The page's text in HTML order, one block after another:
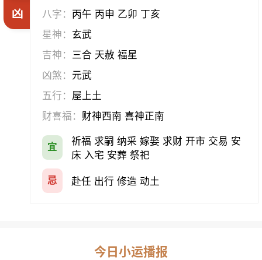
凶
八字： 丙午 丙申 乙卯 丁亥
星神： 玄武
吉神： 三合 天赦 福星
凶煞： 元武
五行： 屋上土
财喜福： 财神西南 喜神正南
宜
祈福 求嗣 纳采 嫁娶 求财 开市 交易 安
床 入宅 安葬 祭祀
忌 赴任 出行 修造 动土
今日小运播报